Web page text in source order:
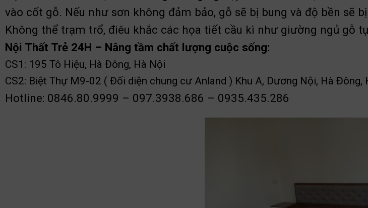
vào cốt gỗ. Nếu như sơn không đảm bảo, gỗ sẽ bị bung và độ bền sẽ
Không thể trạm trổ, điêu khắc các họa tiết cầu kì như giường ngủ gỗ
Nội Thất Trẻ 24H – Nâng tầm chất lượng cuộc sống:
CS1: 195 Tô Hiệu, Hà Đông, Hà Nội
CS2: Biệt Thự M9-02 ( Đối diện chung cư Anland ) Khu A, Dương Nội, Hà Đông,
Hotline: 0846.80.9999 – 097.3938.686 – 0935.435.286